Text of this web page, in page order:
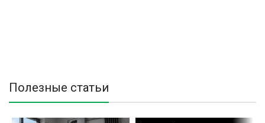
Полезные статьи